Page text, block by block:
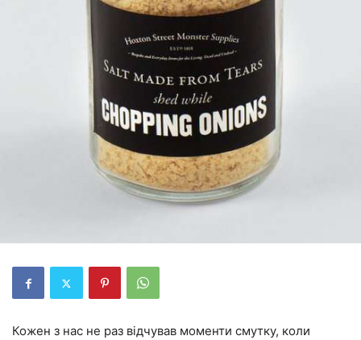
Кожен з нас не раз відчував моменти смутку, коли